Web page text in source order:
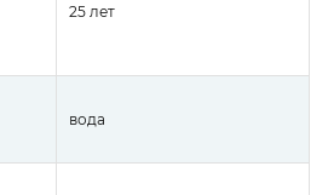
25 лет
вода